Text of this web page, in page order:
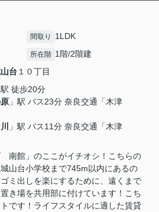
間取り 1LDK
所在階 1階/2階建
台 １０丁目
駅 徒歩20分
」駅 バス23分 奈良交通「木津
」駅 バス11分 奈良交通「木津
南館」のここがイチオシ！こちらの
山台小学校まで745m以内にあるの
ミ出しを楽にするために、遠くまで
き場を共用部に付けています！こち
です！ライフスタイルに適した賃貸